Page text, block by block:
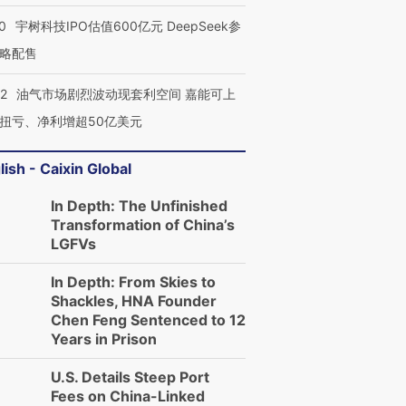
宇树科技IPO估值600亿元 DeepSeek参
配售
油气市场剧烈波动现套利空间 嘉能可上
亏、净利增超50亿美元
- Caixin Global
In Depth: The Unfinished
Transformation of China’s
LGFVs
In Depth: From Skies to
Shackles, HNA Founder
Chen Feng Sentenced to 12
Years in Prison
U.S. Details Steep Port
Fees on China-Linked